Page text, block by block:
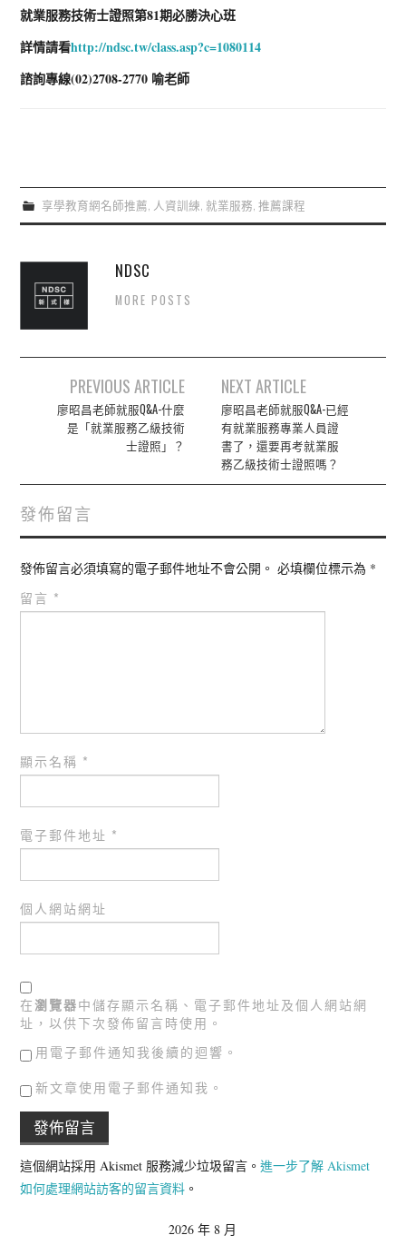
就業服務技術士證照第81期必勝決心班
詳情請看http://ndsc.tw/class.asp?c=1080114
諮詢專線(02)2708-2770 喻老師
享學教育網名師推薦 人資訓練 就業服務 推薦課程
NDSC
MORE POSTS
navigation
PREVIOUS ARTICLE
廖昭昌老師就服Q&A-什麼
是「就業服務乙級技術
士證照」？
NEXT ARTICLE
廖昭昌老師就服Q&A-已經
有就業服務專業人員證
書了，還要再考就業服
務乙級技術士證照嗎？
發佈留言
發佈留言必須填寫的電子郵件地址不會公開。 必填欄位標示為 *
留言 *
顯示名稱 *
電子郵件地址 *
個人網站網址
在瀏覽器中儲存顯示名稱、電子郵件地址及個人網站網
址，以供下次發佈留言時使用。
用電子郵件通知我後續的迴響。
新文章使用電子郵件通知我。
這個網站採用 Akismet 服務減少垃圾留言。進一步了解 Akismet
如何處理網站訪客的留言資料 。
2026 年 8 月